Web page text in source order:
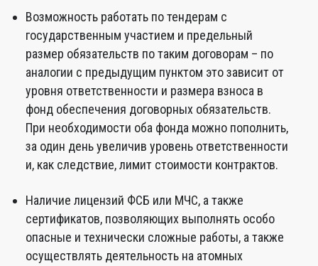
Возможность работать по тендерам с
государственным участием и предельный
размер обязательств по таким договорам – по
аналогии с предыдущим пунктом это зависит от
уровня ответственности и размера взноса в
фонд обеспечения договорных обязательств.
При необходимости оба фонда можно пополнить,
за один день увеличив уровень ответственности
и, как следствие, лимит стоимости контрактов.
Наличие лицензий ФСБ или МЧС, а также
сертификатов, позволяющих выполнять особо
опасные и технически сложные работы, а также
осуществлять деятельность на атомных